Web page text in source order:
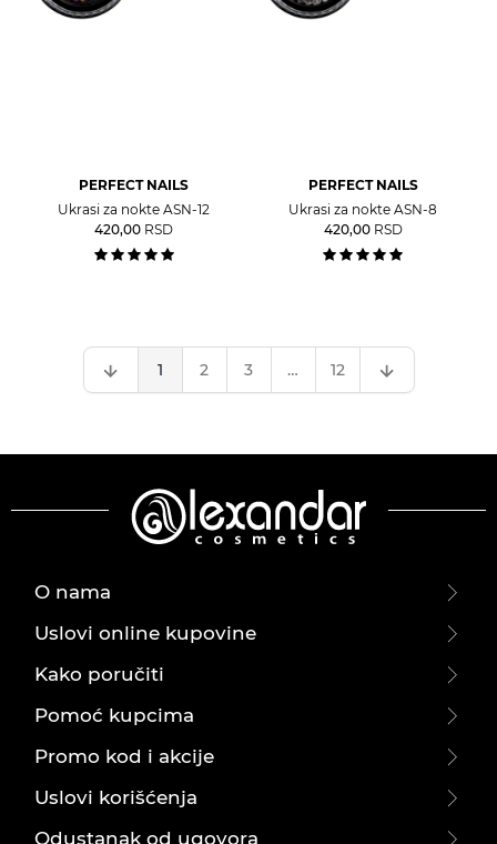
PERFECT NAILS
Ukrasi za nokte ASN-12
420,00 RSD
PERFECT NAILS
Ukrasi za nokte ASN-8
420,00 RSD
1 2 3 … 12
O nama
Uslovi online kupovine
Kako poručiti
Pomoć kupcima
Promo kod i akcije
Uslovi korišćenja
Odustanak od ugovora